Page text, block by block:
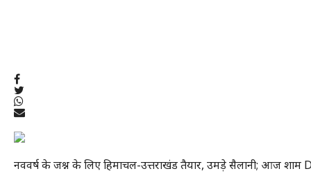
नववर्ष के जश्न के लिए हिमाचल-उत्तराखंड तैयार, उमड़े सैलानी; आज शाम